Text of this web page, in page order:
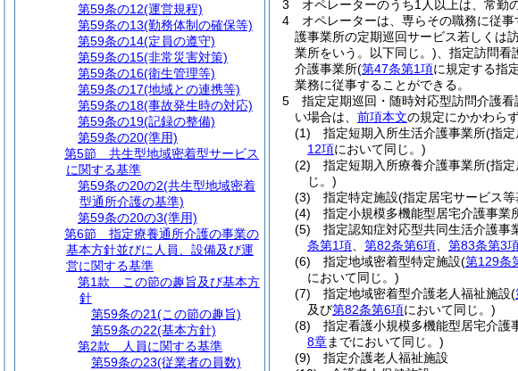
3
オペレーターのうち1人以上は、常勤
4
オペレーターは、専らその職務に従事
護事業所の定期巡回サービス若しくは
業所をいう。以下同じ。) 、指定訪問看
介護事業所(第47条第1項に規定する指
業務に従事することができる。
5
指定定期巡回・随時対応型訪問介護
い場合は、 前項本文の規定にかかわら
(1)
指定短期入所生活介護事業所(指定
12項において同じ。)
(2)
指定短期入所療養介護事業所(指定
じ。)
(3)
指定特定施設(指定居宅サービス
(4)
指定小規模多機能型居宅介護事業
(5)
指定認知症対応型共同生活介護事
条第1項
第82条第6項 第83条第3
(6)
指定地域密着型特定施設(第129条
において同じ。)
(7)
指定地域密着型介護老人福祉施設(
及び第82条第6項において同じ。)
(8)
指定看護小規模多機能型居宅介護
8章までにおいて同じ。)
(9)
指定介護老人福祉施設
第59条の12(運営規程)
第59条の13(勤務体制の確保等)
第59条の14(定員の遵守)
第59条の15(非常災害対策)
第59条の16(衛生管理等)
第59条の17(地域との連携等)
第59条の18(事故発生時の対応)
第59条の19(記録の整備)
第59条の20(準用)
第5節
共生型地域密着型サービス
に関する基準
第59条の20の2(共生型地域密着
型通所介護の基準)
第59条の20の3(準用)
第6節
指定療養通所介護の事業の
基本方針並びに人員、設備及び運
営に関する基準
第1款
この節の趣旨及び基本方
針
第59条の21(この節の趣旨)
第59条の22(基本方針)
第2款
人員に関する基準
第59条の23(従業者の員数)